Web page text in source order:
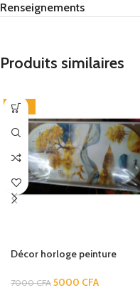
Renseignements
Produits similaires
-29%
Décor horloge peinture
salon décoration toile 3D mur
7000CFA 5000 CFA